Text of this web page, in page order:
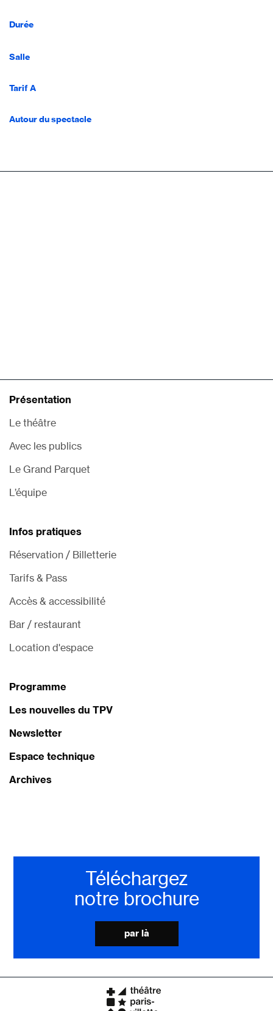
Durée
Salle
Tarif A
Autour du spectacle
Présentation
Le théâtre
Avec les publics
Le Grand Parquet
L’équipe
Infos pratiques
Réservation / Billetterie
Tarifs & Pass
Accès & accessibilité
Bar / restaurant
Location d'espace
Programme
Les nouvelles du TPV
Newsletter
Espace technique
Archives
Téléchargez
notre brochure
par là